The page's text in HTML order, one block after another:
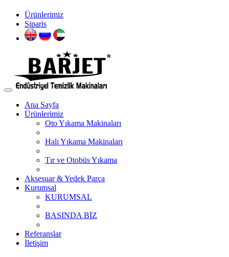
Ürünlerimiz
Siparis
Ana Sayfa
Ürünlerimiz
Oto Yıkama Makinaları
Halı Yıkama Makinaları
Tır ve Otobüs Yıkama
Aksesuar & Yedek Parça
Kurumsal
KURUMSAL
BASINDA BİZ
Referanslar
İletişim